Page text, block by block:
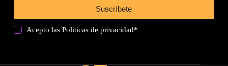
Suscríbete
Acepto lasPoliticas de privacidad*